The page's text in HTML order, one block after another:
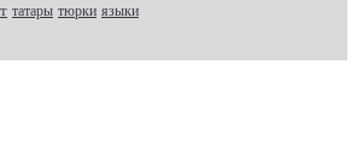
татары тюрки языки